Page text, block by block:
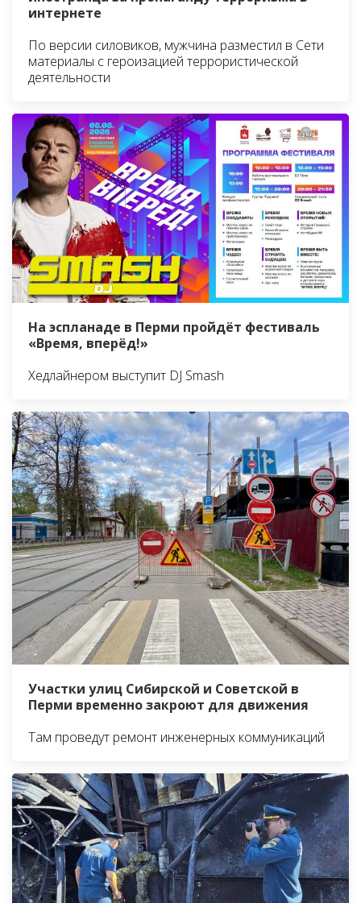
интернете
По версии силовиков, мужчина разместил в Сети
материалы с героизацией террористической
деятельности
На эспланаде в Перми пройдёт фестиваль
«Время, вперёд!»
Хедлайнером выступит DJ Smash
Участки улиц Сибирской и Советской в
Перми временно закроют для движения
Там проведут ремонт инженерных коммуникаций